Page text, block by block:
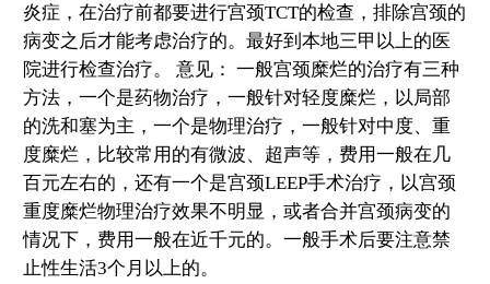
炎症，在治疗前都要进行宫颈TCT的检查，排除宫颈的
病变之后才能考虑治疗的。最好到本地三甲以上的医
院进行检查治疗。 意见： 一般宫颈糜烂的治疗有三种
方法，一个是药物治疗，一般针对轻度糜烂，以局部
的洗和塞为主，一个是物理治疗，一般针对中度、重
度糜烂，比较常用的有微波、超声等，费用一般在几
百元左右的，还有一个是宫颈LEEP手术治疗，以宫颈
重度糜烂物理治疗效果不明显，或者合并宫颈病变的
情况下，费用一般在近千元的。一般手术后要注意禁
止性生活3个月以上的。